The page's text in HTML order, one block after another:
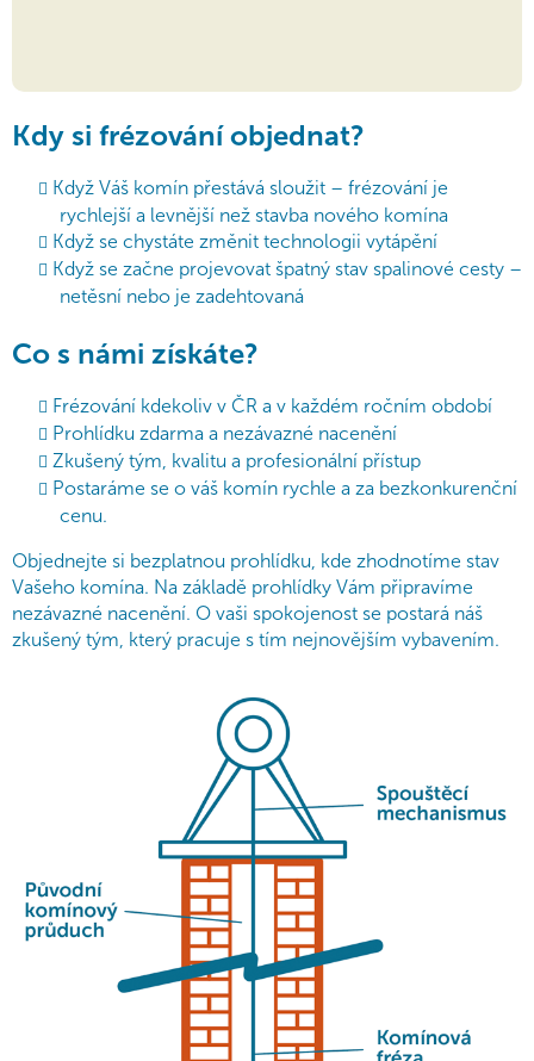
Kdy si frézování objednat?
Když Váš komín přestává sloužit – frézování je
rychlejší a levnější než stavba nového komína
Když se chystáte změnit technologii vytápění
Když se začne projevovat špatný stav spalinové cesty –
netěsní nebo je zadehtovaná
Co s námi získáte?
Frézování kdekoliv v ČR a v každém ročním období
Prohlídku zdarma a nezávazné nacenění
Zkušený tým, kvalitu a profesionální přístup
Postaráme se o váš komín rychle a za bezkonkurenční
cenu.
Objednejte si bezplatnou prohlídku, kde zhodnotíme stav
Vašeho komína. Na základě prohlídky Vám připravíme
nezávazné nacenění. O vaši spokojenost se postará náš
zkušený tým, který pracuje s tím nejnovějším vybavením.